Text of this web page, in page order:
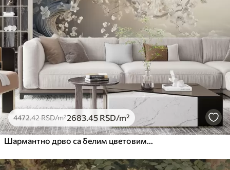
Премиум
5525 .003315.00RSD
Премиум
6333 .333800.00RSD/m²
Peel and Stick
8166.674900.00RSD/m²
4472.42RSD/m²2683 .45 RSD/m²